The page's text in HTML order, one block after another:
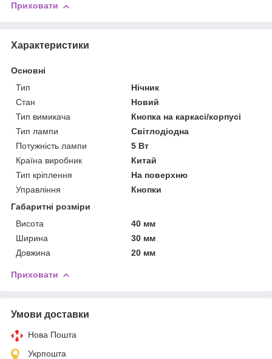
Приховати
Характеристики
Основні
Тип
Нічник
Стан
Новий
Тип вимикача
Кнопка на каркасі/корпусі
Тип лампи
Світлодіодна
Потужність лампи
5 Вт
Країна виробник
Китай
Тип кріплення
На поверхню
Управління
Кнопки
Габаритні розміри
Висота
40 мм
Ширина
30 мм
Довжина
20 мм
Приховати
Умови доставки
Нова Пошта
Укрпошта